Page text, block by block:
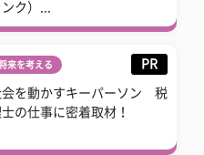
ンク）...
来を考える PR
会を動かすキーパーソン 税
士の仕事に密着取材！